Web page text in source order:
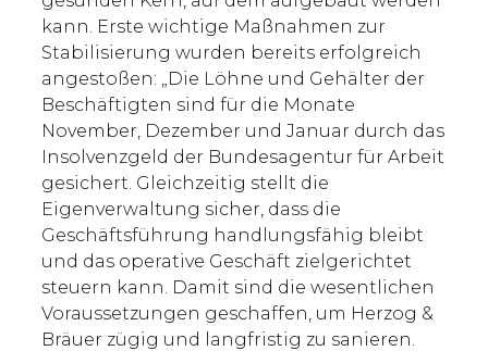
kann. Erste wichtige Maßnahmen zur
Stabilisierung wurden bereits erfolgreich
angestoßen: „Die Löhne und Gehälter der
Beschäftigten sind für die Monate
November, Dezember und Januar durch das
Insolvenzgeld der Bundesagentur für Arbeit
gesichert. Gleichzeitig stellt die
Eigenverwaltung sicher, dass die
Geschäftsführung handlungsfähig bleibt
und das operative Geschäft zielgerichtet
steuern kann. Damit sind die wesentlichen
Voraussetzungen geschaffen, um Herzog &
Bräuer zügig und langfristig zu sanieren.